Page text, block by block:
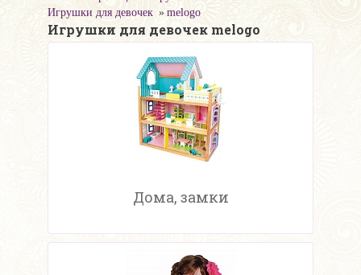
Игрушки для девочек
melogo
Игрушки для девочек melogo
Дома, замки